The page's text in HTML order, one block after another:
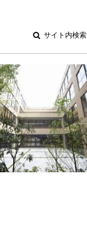
サイト内検索